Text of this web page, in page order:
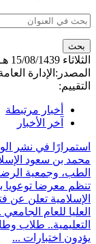
الثلاثاء 15/08/1439 هـ
المصدر: الإدارة
التقييم:
أخبار مرتبطة
آخر الأخبار
استمرارًا في نشر
محمد بن سعود
الطب، وجمعية
تنظم معرضا توعويا
الإسلامية تعلن عن
العليا للعام الجامعي
التعليمية.. طلاب
يؤدون اختبارات ...